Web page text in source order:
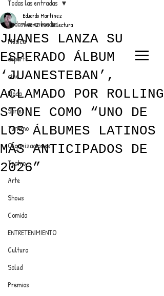
ANUNCIATE CON NOSOTROS
PARA MÁS INFORMACIÓN:
dinamicaseltrendytop@gmail.com
EL TRENDY TOP
CON EDDY MARTINEZ
Todas las entradas
Música
deporte
cine
Moda
Series
Turismo
Organizaciones
Teatro
Arte
Shows
Comida
ENTRETENIMIENTO
Cultura
Salud
Premios
Todas las entradas
JUANES LANZA SU
ESPERADO ÁLBUM
‘JUANESTEBAN’,
ACLAMADO POR ROLLING
STONE COMO “UNO DE
LOS ÁLBUMES LATINOS
MÁS ANTICIPADOS DE
2026”
Eduardo Martínez
9 mar2 min de lectura